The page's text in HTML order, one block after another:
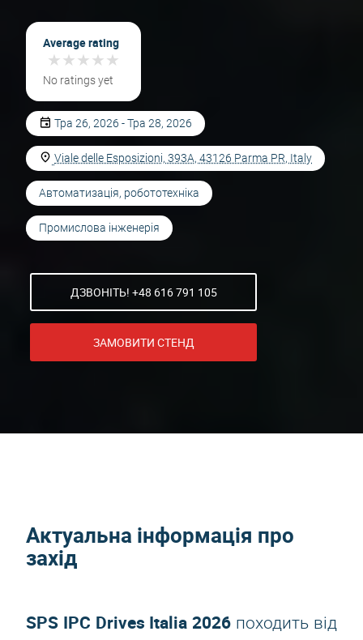
Average rating
★★★★★
★★★★★
No ratings yet
Тра 26, 2026 - Тра 28, 2026
Viale delle Esposizioni, 393A, 43126 Parma PR, Italy
Автоматизація, робототехніка
Промислова інженерія
ДЗВОНІТЬ! +48 616 791 105
ЗАМОВИТИ СТЕНД
Актуальна інформація про
захід
SPS IPC Drives Italia 2026 походить від